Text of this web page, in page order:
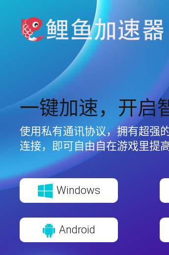
一键加速，开启
使用私有通讯协议，拥有超强
连接，即可自由自在游戏里提高
Windows
Android